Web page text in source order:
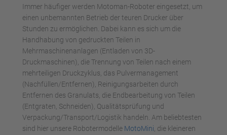
Immer häufiger werden Motoman-Roboter eingesetzt, um
einen unbemannten Betrieb der teuren Drucker über
Stunden zu ermöglichen. Dabei kann es sich um die
Handhabung von gedruckten Teilen in
Mehrmaschinenanlagen (Entladen von 3D-
Druckmaschinen), die Trennung von Teilen nach einem
mehrteiligen Druckzyklus, das Pulvermanagement
(Nachfüllen/Entfernen), Reinigungsarbeiten durch
Entfernen des Granulats, die Endbearbeitung von Teilen
(Entgraten, Schneiden), Qualitätsprüfung und
Verpackung/Transport/Logistik handeln. Am beliebtesten
sind hier unsere Robotermodelle MotoMini , die kleineren